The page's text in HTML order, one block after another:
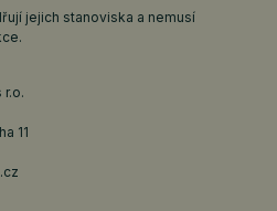
jejich stanoviska a nemusí
r.o.
11